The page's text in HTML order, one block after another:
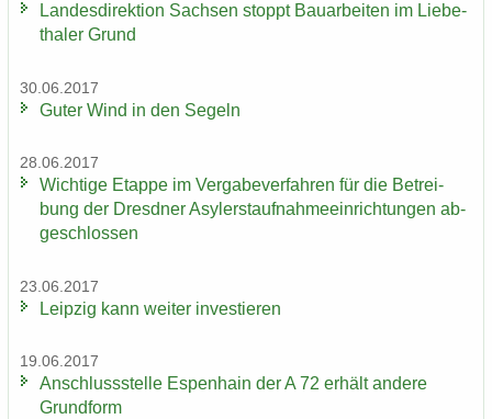
Lan­des­di­rek­ti­on Sach­sen stoppt Bau­ar­bei­ten im Lie­be­
tha­ler Grund
30.06.2017
Guter Wind in den Se­geln
28.06.2017
Wich­ti­ge Etap­pe im Ver­ga­be­ver­fah­ren für die Be­trei­
bung der Dresd­ner Asy­ler­st­auf­nah­me­ein­rich­tun­gen ab­
ge­schlos­sen
23.06.2017
Leip­zig kann wei­ter in­ves­tie­ren
19.06.2017
An­schluss­stel­le Es­pen­hain der A 72 er­hält an­de­re
Grund­form